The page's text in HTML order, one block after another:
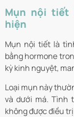
Mụn nội tiết
hiện
Mụn nội tiết là
bằng hormone
kỳ kinh nguyệt,
Loại mụn này
và dưới má. Tình
không được điều